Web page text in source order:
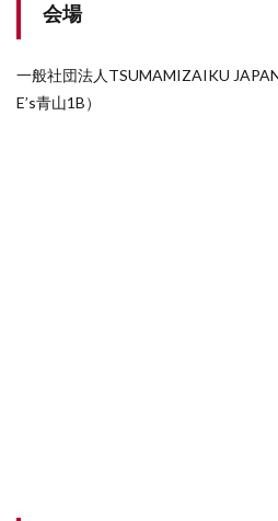
会場
一般社団法人TSUMAMIZAIKU
E’s青山1B）